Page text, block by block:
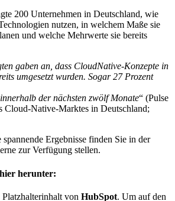
200 Unternehmen in Deutschland, wie
nutzen, in welchem Maße sie
und welche Mehrwerte sie bereits
gaben an, dass CloudNative-Konzepte in
umgesetzt wurden. Sogar 27 Prozent
der nächsten zwölf Monate“ (Pulse
Cloud-Native-Marktes in Deutschland;
Ergebnisse finden Sie in der
zur Verfügung stellen.
herunter:
Platzhalterinhalt von HubSpot. Um auf den